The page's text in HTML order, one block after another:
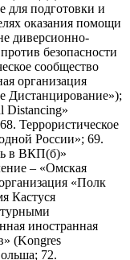
для подготовки и
оказания помощи
диверсионно-
безопасности
сообщество
организация
Дистанцирование»);
Distancing»
Террористическое
России»; 69.
в ВКП(б)»
– «Омская
«Полк
Кастуся
иностранная
(Kongres
72.